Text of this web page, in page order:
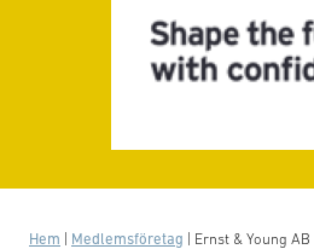
Hem Medlemsföretag Ernst & Young AB